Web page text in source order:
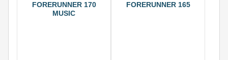
FORERUNNER 170
MUSIC
FORERUNNER 165